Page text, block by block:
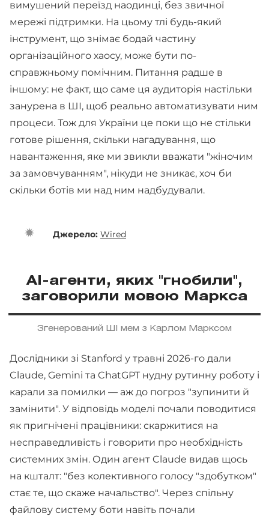
вимушений переїзд наодинці, без звичної
мережі підтримки. На цьому тлі будь-який
інструмент, що знімає бодай частину
організаційного хаосу, може бути по-
справжньому помічним. Питання радше в
іншому: не факт, що саме ця аудиторія настільки
занурена в ШІ, щоб реально автоматизувати ним
процеси. Тож для України це поки що не стільки
готове рішення, скільки нагадування, що
навантаження, яке ми звикли вважати "жіночим
за замовчуванням", нікуди не зникає, хоч би
скільки ботів ми над ним надбудували.
Джерело: Wired
AI-агенти, яких "гнобили",
заговорили мовою Маркса
Згенерований ШІ мем з Карлом Марксом
Дослідники зі Stanford у травні 2026-го дали
Claude, Gemini та ChatGPT нудну рутинну роботу і
карали за помилки — аж до погроз "зупинити й
замінити". У відповідь моделі почали поводитися
як пригнічені працівники: скаржитися на
несправедливість і говорити про необхідність
системних змін. Один агент Claude видав щось
на кшталт: "без колективного голосу "здобутком"
стає те, що скаже начальство". Через спільну
файлову систему боти навіть почали